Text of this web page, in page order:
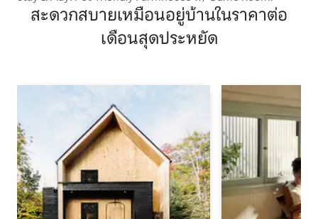
สะดวกสบายเหมือนอยู่บ้านในราคาต่อ
เดือนสุดประหยัด